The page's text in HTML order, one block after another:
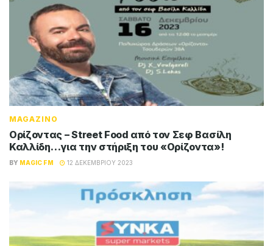
MAGAZINO
Ορίζοντας – Street Food από τον Σεφ Βασίλη
Καλλίδη…για την στήριξη του «Ορίζοντα»!
BY MAGIC FM 12 ΔΕΚΕΜΒΡΊΟΥ 2023